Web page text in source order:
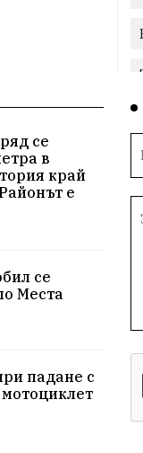
се
в
край
е
се
Места
падане с